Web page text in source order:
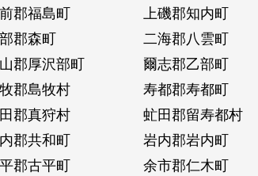
郡福島町 上磯郡知内町
郡森町 二海郡八雲町
郡厚沢部町 爾志郡乙部町
郡島牧村 寿都郡寿都町
郡真狩村 虻田郡留寿都村
郡共和町 岩内郡岩内町
郡古平町 余市郡仁木町